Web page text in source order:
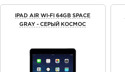
IPAD AIR WI-FI 64GB SPACE
GRAY - СЕРЫЙ КОСМОС